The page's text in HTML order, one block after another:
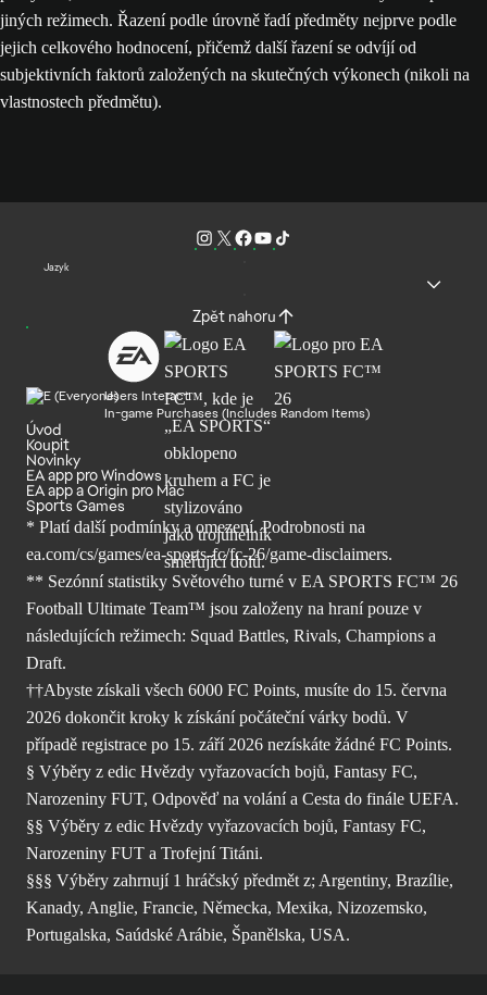
jiných režimech. Řazení podle úrovně řadí předměty nejprve podle
jejich celkového hodnocení, přičemž další řazení se odvíjí od
subjektivních faktorů založených na skutečných výkonech (nikoli na
vlastnostech předmětu).
Jazyk
Zpět nahoru
Users Interact
In-game Purchases (Includes Random Items)
Úvod
Koupit
Novinky
EA app pro Windows
EA app a Origin pro Mac
Sports Games
* Platí další podmínky a omezení. Podrobnosti na
ea.com/cs/games/ea-sports-fc/fc-26/game-disclaimers.
** Sezónní statistiky Světového turné v EA SPORTS FC™ 26
Football Ultimate Team™ jsou založeny na hraní pouze v
následujících režimech: Squad Battles, Rivals, Champions a
Draft.
††Abyste získali všech 6000 FC Points, musíte do 15. června
2026 dokončit kroky k získání počáteční várky bodů. V
případě registrace po 15. září 2026 nezískáte žádné FC Points.
§ Výběry z edic Hvězdy vyřazovacích bojů, Fantasy FC,
Narozeniny FUT, Odpověď na volání a Cesta do finále UEFA.
§§ Výběry z edic Hvězdy vyřazovacích bojů, Fantasy FC,
Narozeniny FUT a Trofejní Titáni.
§§§ Výběry zahrnují 1 hráčský předmět z; Argentiny, Brazílie,
Kanady, Anglie, Francie, Německa, Mexika, Nizozemsko,
Portugalska, Saúdské Arábie, Španělska, USA.